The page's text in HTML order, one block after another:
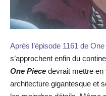
Après l’épisode 1161 de
s’approchent enfin du
One Piece devrait mettre en
architecture gigantesque et